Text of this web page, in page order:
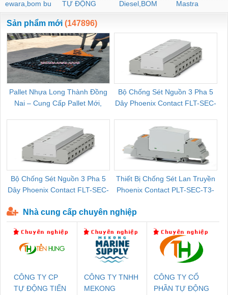
ewara,bom bu
ewara
TỰ ĐỘNG
Diesel,BOM
CHUA CHAY
Mastra
Sản phẩm mới (147896)
Pallet Nhựa Long Thành Đồng
Nai – Cung Cấp Pallet Mới,
Bộ Chống Sét Nguồn 3 Pha 5
Dây Phoenix Contact FLT-SEC-
Bộ Chống Sét Nguồn 3 Pha 5
Dây Phoenix Contact FLT-SEC-
Thiết Bị Chống Sét Lan Truyền
Phoenix Contact PLT-SEC-T3-
Nhà cung cấp chuyên nghiệp
CÔNG TY CP
TỰ ĐỘNG TIẾN
CÔNG TY TNHH
MEKONG
CÔNG TY CỔ
PHẦN TỰ ĐỘNG